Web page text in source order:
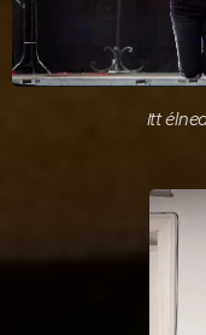
Itt